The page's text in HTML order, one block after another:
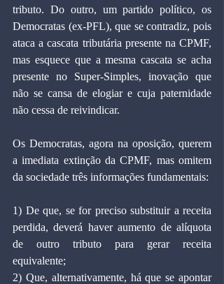
tributo. Do outro, um partido político, os
Democratas (ex-PFL), que se contradiz, pois
ataca a cascata tributária presente na CPMF,
mas esquece que a mesma cascata se acha
presente no Super-Simples, inovação que
não se cansa de elogiar e cuja paternidade
não cessa de reivindicar.
Os Democratas, agora na oposição, querem
a imediata extinção da CPMF, mas omitem
da sociedade três informações fundamentais:
1) De que, se for preciso substituir a receita
perdida, deverá haver aumento de alíquota
de outro tributo para gerar receita
equivalente;
2) Que, alternativamente, há que se apontar